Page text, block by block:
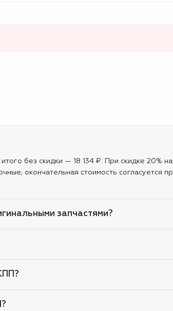
без скидки — 18 134 ₽. При скидке 20% на
окончательная стоимость согласуется
запчастями?